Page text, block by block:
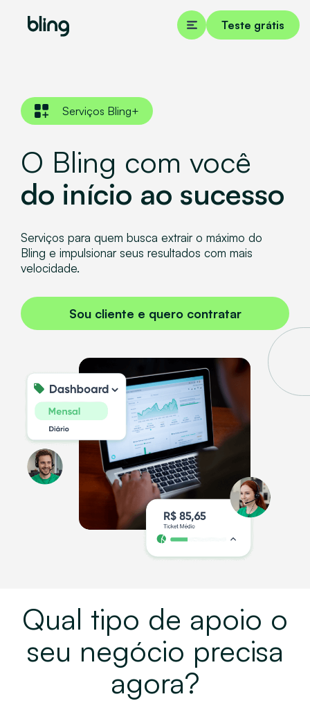
Teste grátis
Serviços Bling+
O Bling com você
do início ao sucesso
Serviços para quem busca extrair o máximo do
Bling e impulsionar seus resultados com mais
velocidade.
Sou cliente e quero contratar
Qual tipo de apoio o
seu negócio precisa
agora?